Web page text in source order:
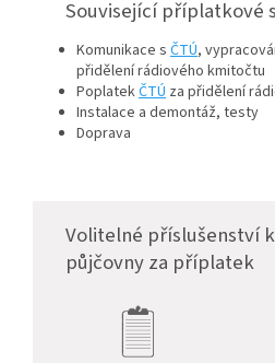
Související příplatkové
Komunikace s ČTÚ,
přidělení rádiového kmitočtu
PoplatekČTÚ za přidělení
Instalace a demontáž, testy
Doprava
Volitelné příslušenství
půjčovny za příplatek